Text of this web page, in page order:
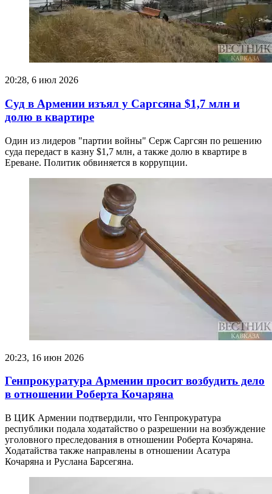
20:28, 6 июл 2026
Суд в Армении изъял у Саргсяна $1,7 млн и
долю в квартире
Один из лидеров "партии войны" Серж Саргсян по решению
суда передаст в казну $1,7 млн, а также долю в квартире в
Ереване. Политик обвиняется в коррупции.
20:23, 16 июн 2026
Генпрокуратура Армении просит возбудить дело
в отношении Роберта Кочаряна
В ЦИК Армении подтвердили, что Генпрокуратура
республики подала ходатайство о разрешении на возбуждение
уголовного преследования в отношении Роберта Кочаряна.
Ходатайства также направлены в отношении Асатура
Кочаряна и Руслана Барсегяна.